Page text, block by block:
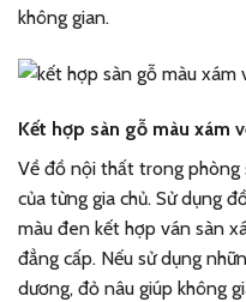
không gian.
Kết hợp sàn gỗ màu xám
Về đồ nội thất trong phòng
của từng gia chủ. Sử dụng
màu đen kết hợp ván sàn
đẳng cấp. Nếu sử dụng
dương, đỏ nâu giúp không